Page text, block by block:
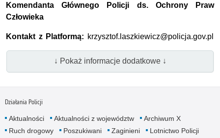
Komendanta Głównego Policji ds. Ochrony Praw
Człowieka
Kontakt z Platformą: krzysztof.laszkiewicz@policja.gov.pl
↓ Pokaż informacje dodatkowe ↓
Działania Policji
Aktualności Aktualności z województw
Archiwum X
Ruch drogowy
Poszukiwani Zaginieni
Lotnictwo Policji